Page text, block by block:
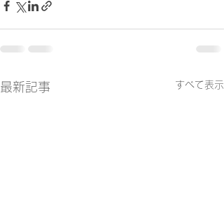
最新記事 すべて表示